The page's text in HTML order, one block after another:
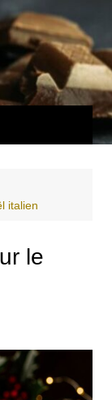
italien
le